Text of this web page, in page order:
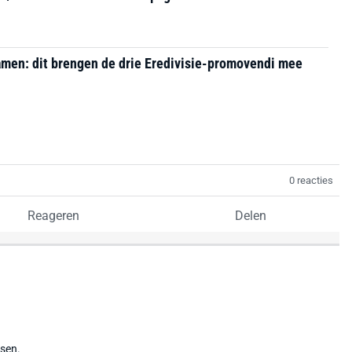
dit brengen de drie Eredivisie-promovendi mee
0 reacties
Reageren Delen